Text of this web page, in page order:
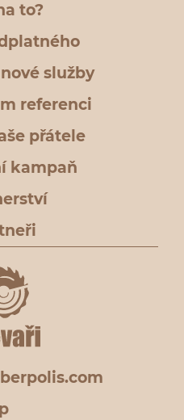
to?
služby
referenci
přátele
kampaň